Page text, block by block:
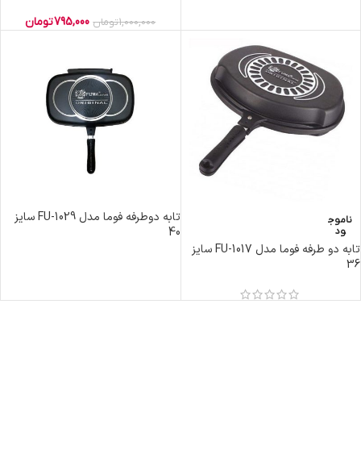
1,000,000تومان 795,000تومان
ناموج
ود
تابه دو طرفه فوما مدل FU-1017 سایز
36
تابه دوطرفه فوما مدل FU-1029 سایز
40